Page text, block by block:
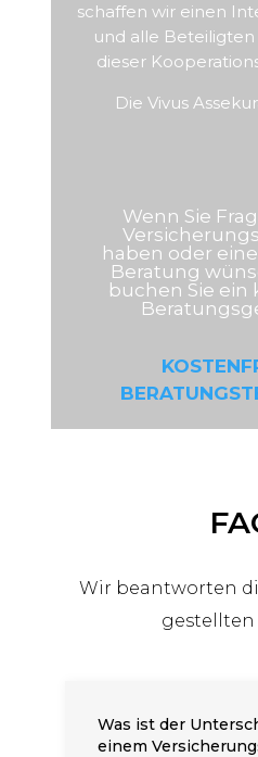
schaffen wir einen
und alle
dieser
Die Vivus
Wenn Sie
haben oder
Beratung
buchen Sie ein
Wir beantworten
gestellten
Was ist der
einem